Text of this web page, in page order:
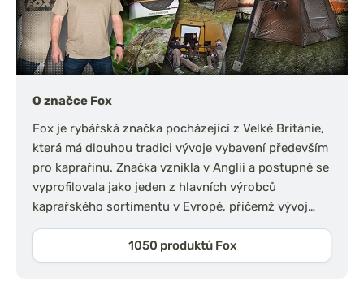
O značce Fox
Fox je rybářská značka pocházející z Velké Británie,
která má dlouhou tradici vývoje vybavení především
pro kaprařinu. Značka vznikla v Anglii a postupně se
vyprofilovala jako jeden z hlavních výrobců
kaprařského sortimentu v Evropě, přičemž vývoj…
1050 produktů Fox